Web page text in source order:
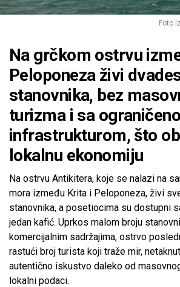
Foto
Na grčkom ostrvu
Peloponeza živi
stanovnika, bez
turizma i sa
infrastrukturom, što
lokalnu ekonomiju
Na ostrvu Antikitera, koje se nalazi na
mora između Krita i Peloponeza, živi
stanovnika, a posetiocima su dostupni
jedan kafić. Uprkos malom broju
komercijalnim sadržajima, ostrvo
rastući broj turista koji traže mir,
autentično iskustvo daleko od
lokalni podaci.